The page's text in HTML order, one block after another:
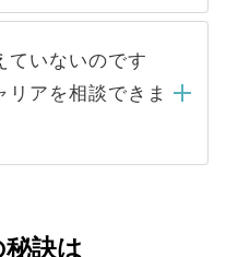
応募が殺到する場
件に合った人材の
するケースが増え
ません。内定先へ
パートナーが行い
さい。
とはありませんの
サイトからの登録
様の個人情報は、
および転職活動の
ます。お預かりし
タはご本人の許可
についての厳密な
ていないのです
リアを相談できま
機関の状況や紹介
訣は